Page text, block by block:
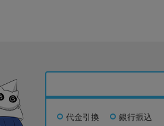
代金引換 銀行振込